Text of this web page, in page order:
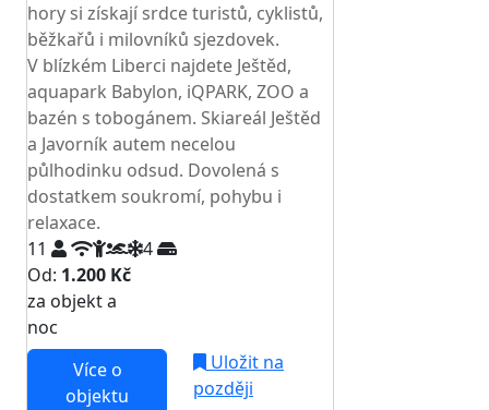
hory si získají srdce turistů, cyklistů,
běžkařů i milovníků sjezdovek.
V blízkém Liberci najdete Ještěd,
aquapark Babylon, iQPARK, ZOO a
bazén s tobogánem. Skiareál Ještěd
a Javorník autem necelou
půlhodinku odsud. Dovolená s
dostatkem soukromí, pohybu i
relaxace.
11
4
Od: 1.200 Kč
za objekt a
noc
Více o
objektu
Uložit na
později